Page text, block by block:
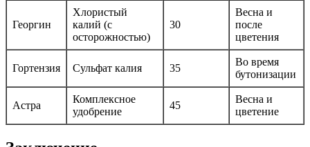
Георгин
Хлористый
калий (с
осторожностью)
30
Весна и
после
цветения
Гортензия Сульфат калия 35
Во время
бутонизации
Астра
Комплексное
удобрение
45
Весна и
цветение